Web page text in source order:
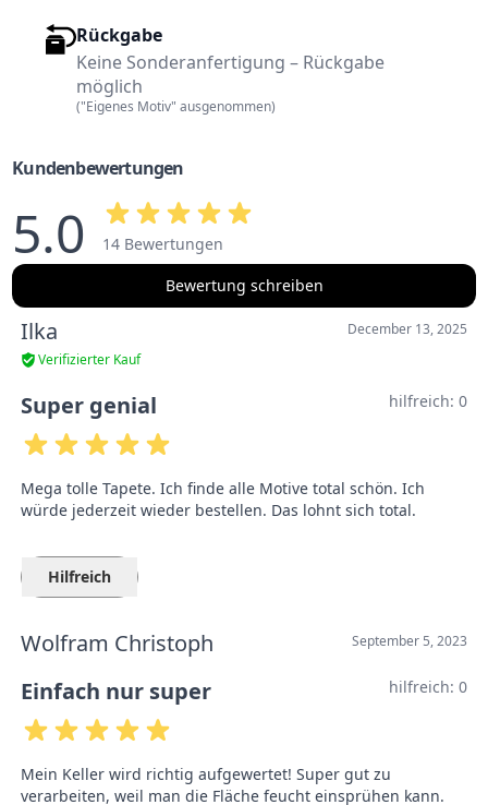
Rückgabe
Keine Sonderanfertigung – Rückgabe
möglich
("Eigenes Motiv" ausgenommen)
Kundenbewertungen
5.0
14 Bewertungen
Bewertung schreiben
Ilka
Verifizierter Kauf
December 13, 2025
Super genial hilfreich: 0
Mega tolle Tapete. Ich finde alle Motive total schön. Ich
würde jederzeit wieder bestellen. Das lohnt sich total.
Hilfreich
Wolfram Christoph September 5, 2023
Einfach nur super hilfreich: 0
Mein Keller wird richtig aufgewertet! Super gut zu
verarbeiten, weil man die Fläche feucht einsprühen kann.